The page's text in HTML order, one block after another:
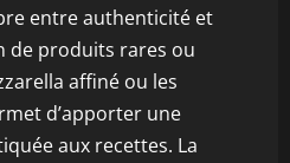
entre authenticité et
de produits rares ou
affiné ou les
d’apporter une
aux recettes. La